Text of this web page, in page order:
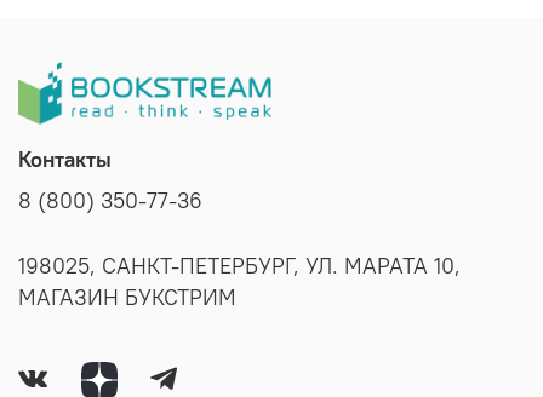
Контакты
8 (800) 350-77-36
198025, САНКТ-ПЕТЕРБУРГ, УЛ. МАРАТА 10,
МАГАЗИН БУКСТРИМ